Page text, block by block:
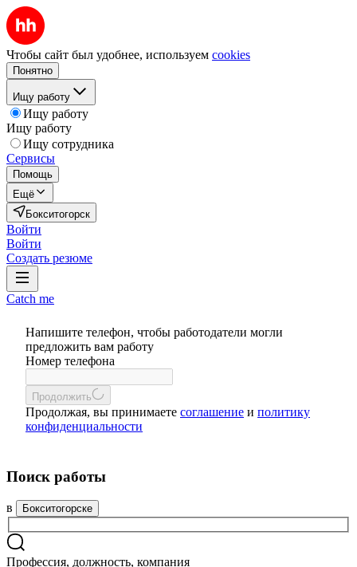
Чтобы сайт был удобнее, используем cookies
Понятно
Ищу работу
Ищу работу
Ищу работу
Ищу сотрудника
Сервисы
Помощь
Ещё
Бокситогорск
Войти
Войти
Создать резюме
Catch me
Напишите телефон, чтобы работодатели могли
предложить вам работу
Номер телефона
Продолжить
Продолжая, вы принимаете соглашение и политику
конфиденциальности
Поиск работы
в Бокситогорске
Профессия, должность, компания